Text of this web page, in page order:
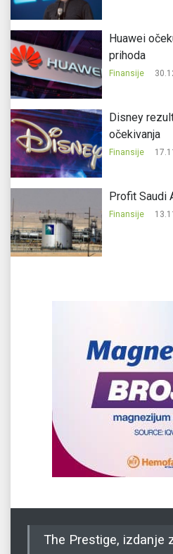
Huawei
prihoda
Finansije
Disney
očekivanja
Finansije
Profit Saudi
Finansije
The Prestige, izdanje